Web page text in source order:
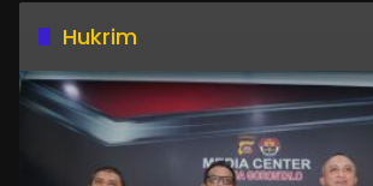
Hukrim